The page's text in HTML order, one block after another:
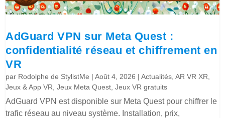
AdGuard VPN sur Meta Quest :
confidentialité réseau et chiffrement en
VR
par Rodolphe de StylistMe |Août 4, 2026 |Actualités ,AR VR XR
Jeux & App VR ,Jeux Meta Quest ,Jeux VR gratuits
AdGuard VPN est disponible sur Meta Quest pour chiffrer le
trafic réseau au niveau système. Installation, prix,